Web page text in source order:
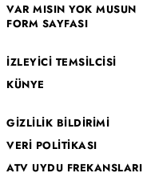
VAR MISIN YOK MUSUN
FORM SAYFASI
İZLEYİCİ TEMSİLCİSİ
KÜNYE
GİZLİLİK BİLDİRİMİ
VERİ POLİTİKASI
ATV UYDU FREKANSLARI